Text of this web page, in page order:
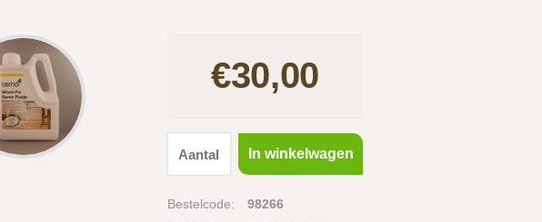
€30,00
In winkelwagen
Bestelcode:
98266